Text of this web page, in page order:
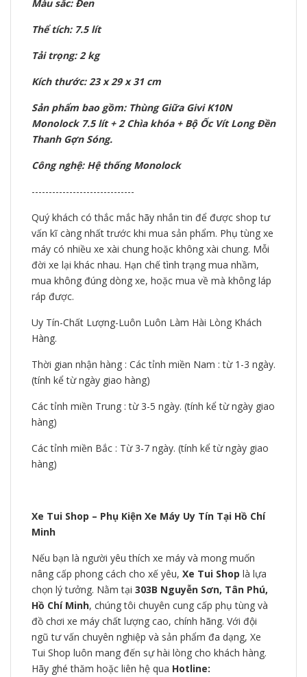
Màu sắc: Đen
Thể tích: 7.5 lít
Tải trọng: 2 kg
Kích thước: 23 x 29 x 31 cm
Sản phẩm bao gồm: Thùng Giữa Givi K10N
Monolock 7.5 lít + 2 Chìa khóa + Bộ Ốc Vít Long Đền
Thanh Gợn Sóng.
Công nghệ: Hệ thống Monolock
------------------------------
Quý khách có thắc mắc hãy nhắn tin để được shop tư
vấn kĩ càng nhất trước khi mua sản phẩm. Phụ tùng xe
máy có nhiều xe xài chung hoặc không xài chung. Mỗi
đời xe lại khác nhau. Hạn chế tình trạng mua nhầm,
mua không đúng dòng xe, hoặc mua về mà không láp
ráp được.
Uy Tín-Chất Lượng-Luôn Luôn Làm Hài Lòng Khách
Hàng.
Thời gian nhận hàng : Các tỉnh miền Nam : từ 1-3 ngày.
(tính kể từ ngày giao hàng)
Các tỉnh miền Trung : từ 3-5 ngày. (tính kể từ ngày giao
hàng)
Các tỉnh miền Bắc : Từ 3-7 ngày. (tính kể từ ngày giao
hàng)
Xe Tui Shop – Phụ Kiện Xe Máy Uy Tín Tại Hồ Chí
Minh
Nếu bạn là người yêu thích xe máy và mong muốn
nâng cấp phong cách cho xế yêu, Xe Tui Shop là lựa
chọn lý tưởng. Nằm tại 303B Nguyễn Sơn, Tân Phú,
Hồ Chí Minh, chúng tôi chuyên cung cấp phụ tùng và
đồ chơi xe máy chất lượng cao, chính hãng. Với đội
ngũ tư vấn chuyên nghiệp và sản phẩm đa dạng, Xe
Tui Shop luôn mang đến sự hài lòng cho khách hàng.
Hãy ghé thăm hoặc liên hệ qua Hotline: